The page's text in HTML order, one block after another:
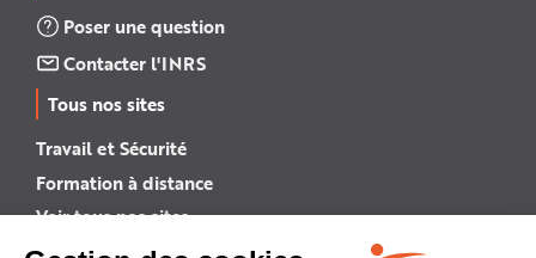
Poser une question
Contacter l'INRS
Tous nos sites
Travail et Sécurité
Formation à distance
Voir tous nos sites →